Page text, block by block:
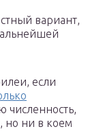
вариант,
если
численность,
но ни в коем